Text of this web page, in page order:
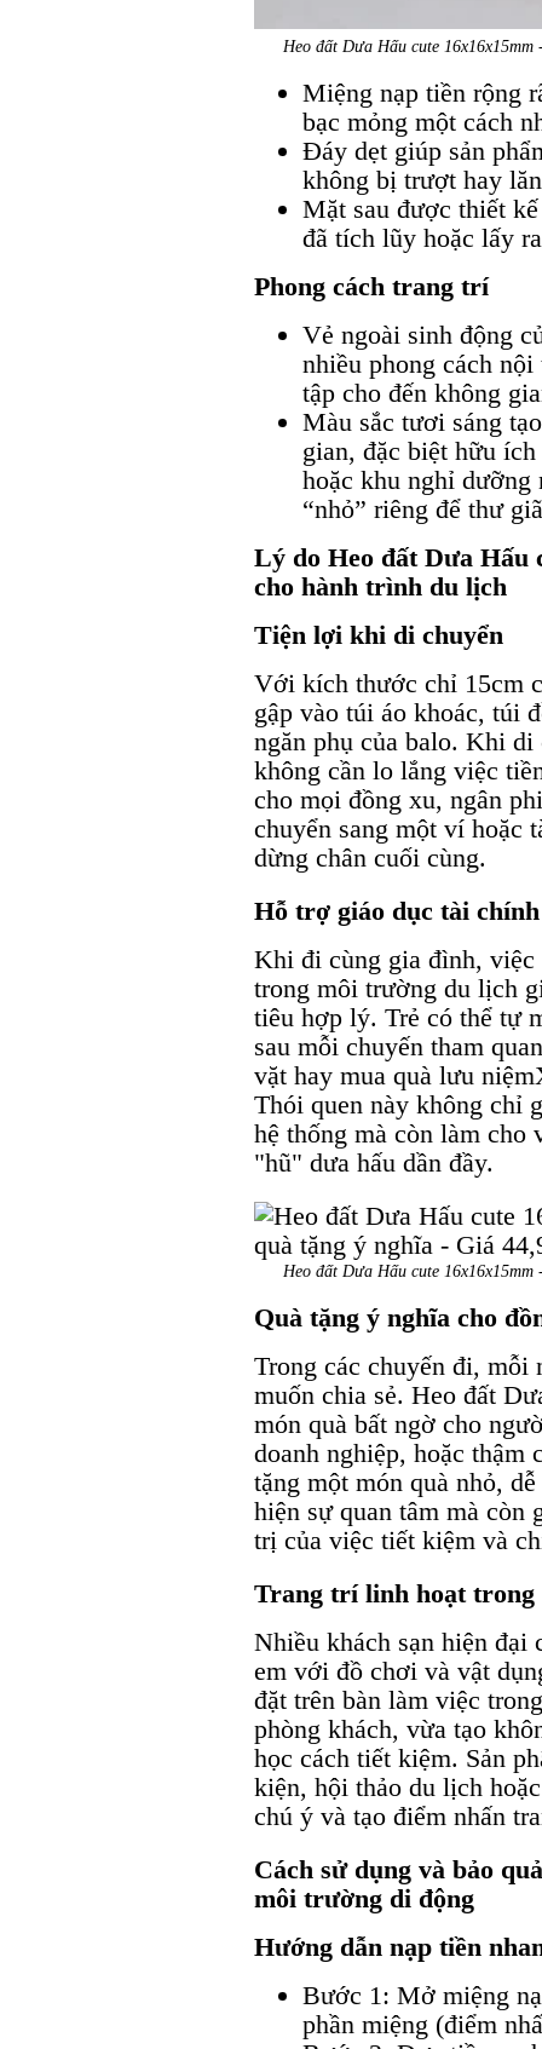
Heo đất Dưa Hấu cute
Miệng nạp tiền rộng
bạc mỏng một cách
Đáy dẹt giúp sản
không bị trượt hay
Mặt sau được thiết
đã tích lũy hoặc lấy
Phong cách trang trí
Vẻ ngoài sinh động
nhiều phong cách
tập cho đến không
Màu sắc tươi sáng
gian, đặc biệt hữu
hoặc khu nghỉ
“nhỏ” riêng để thư
Lý do Heo đất Dưa Hấu
cho hành trình du lịch
Tiện lợi khi di chuyển
Với kích thước chỉ 15cm
gập vào túi áo khoác, túi
ngăn phụ của balo. Khi
không cần lo lắng việc
cho mọi đồng xu, ngân
chuyển sang một ví hoặc
dừng chân cuối cùng.
Hỗ trợ giáo dục tài
Khi đi cùng gia đình, việc
trong môi trường du lịch
tiêu hợp lý. Trẻ có thể tự
sau mỗi chuyến tham
vặt hay mua quà lưu
Thói quen này không chỉ
hệ thống mà còn làm
"hũ" dưa hấu dần đầy.
Heo đất Dưa Hấu cute
Quà tặng ý nghĩa cho
Trong các chuyến đi, mỗi
muốn chia sẻ. Heo đất
món quà bất ngờ cho
doanh nghiệp, hoặc thậm
tặng một món quà nhỏ,
hiện sự quan tâm mà còn
trị của việc tiết kiệm và
Trang trí linh hoạt trong
Nhiều khách sạn hiện đại
em với đồ chơi và vật
đặt trên bàn làm việc
phòng khách, vừa tạo
học cách tiết kiệm. Sản
kiện, hội thảo du lịch
chú ý và tạo điểm nhấn
Cách sử dụng và bảo
môi trường di động
Hướng dẫn nạp tiền
Bước 1: Mở miệng
phần miệng (điểm